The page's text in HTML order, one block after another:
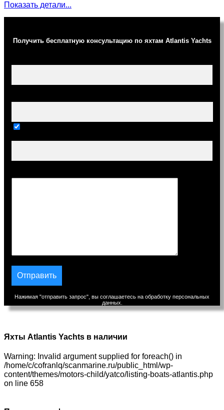
Показать детали...
Получить бесплатную консультацию по яхтам Atlantis Yachts
Нажимая "отправить запрос", вы соглашаетесь на обработку персональных
данных.
Яхты Atlantis Yachts в наличии
Warning: Invalid argument supplied for foreach() in
/home/c/cofranlq/scanmarine.ru/public_html/wp-
content/themes/motors-child/yatco/listing-boats-atlantis.php
on line 658